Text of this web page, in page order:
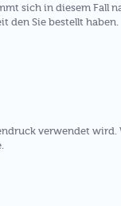
sich in diesem Fall
den Sie bestellt haben.
verwendet wird.